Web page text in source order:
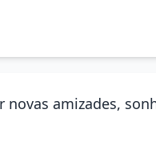
amizades,